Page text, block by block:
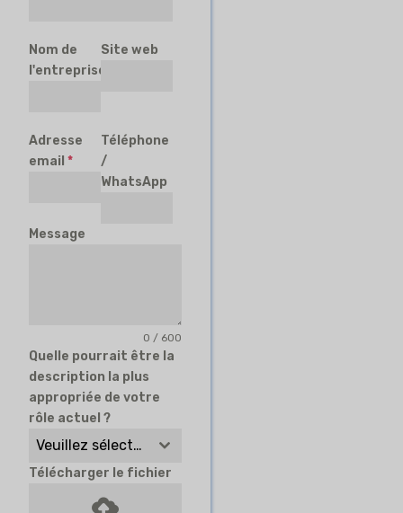
Nom de
l'entreprise
Site web
Adresse
email *
Téléphone
/
WhatsApp
Message
0 / 600
Quelle pourrait être la
description la plus
appropriée de votre
rôle actuel ?
Veuillez sélectionner
Télécharger le fichier